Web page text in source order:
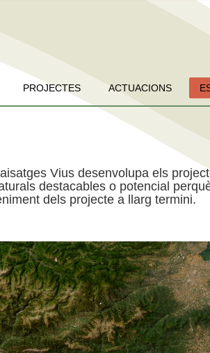
PROJECTES ACTUACIONS
Vius desenvolupa els
destacables o potencial
dels projecte a llarg termini.